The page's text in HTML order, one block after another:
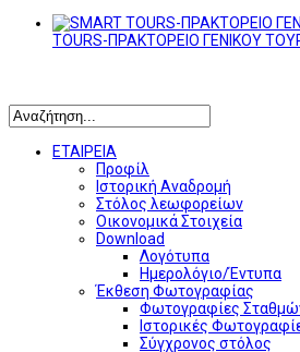
TOURS-ΠΡΑΚΤΟΡΕΙΟ ΓΕΝΙΚΟΥ
ΕΤΑΙΡΕΙΑ
Προφίλ
Ιστορική Αναδρομή
Στόλος λεωφορείων
Οικονομικά Στοιχεία
Download
Λογότυπα
Ημερολόγιο/Έντυπα
Έκθεση Φωτογραφίας
Φωτογραφίες
Ιστορικές
Σύγχρονος στόλος